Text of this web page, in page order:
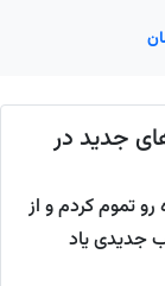
جدید در
مبانی سازه رو تموم کردم و از
جدیدی یاد